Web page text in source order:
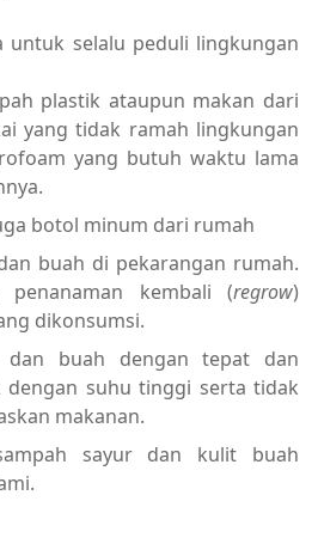
untuk selalu peduli lingkungan
plastik ataupun makan dari
yang tidak ramah lingkungan
yang butuh waktu lama
botol minum dari rumah
buah di pekarangan rumah.
penanaman kembali (regrow)
dikonsumsi.
dan buah dengan tepat dan
dengan suhu tinggi serta tidak
makanan.
sayur dan kulit buah